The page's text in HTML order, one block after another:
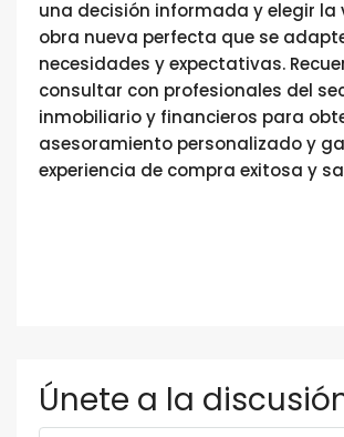
una decisión informada y elegir la
obra nueva perfecta que se
necesidades y expectativas.
consultar con profesionales del
inmobiliario y financieros para
asesoramiento personalizado y
experiencia de compra exitosa y
Únete a la